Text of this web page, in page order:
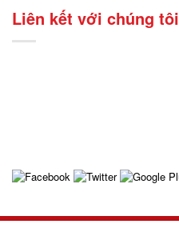
Liên kết với chúng tôi